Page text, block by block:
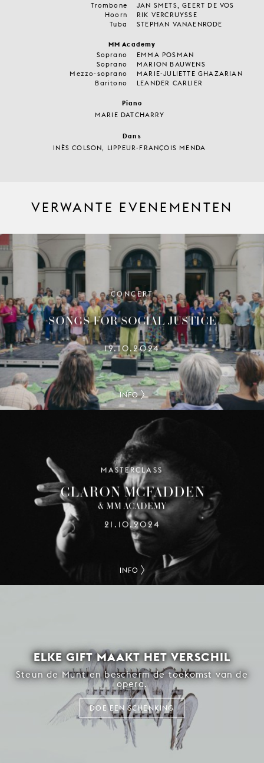
Trombone
JAN SMETS, GEERT DE VOS
Hoorn
RIK VERCRUYSSE
Tuba
STEPHAN VANAENRODE
MM Academy
Soprano
EMMA POSMAN
Soprano
MARION BAUWENS
Mezzo-soprano
MARIE-JULIETTE GHAZARIAN
Baritono
LEANDER CARLIER
Piano
MARIE DATCHARRY
Dans
INÈS COLSON, LIPPEUR-FRANÇOIS MENDA
VERWANTE EVENEMENTEN
CONCERT
SONGS FOR SOCIAL JUSTICE
19.10.2024
INFO
MASTERCLASS
CLARON MCFADDEN
& MM ACADEMY
21.10.2024
INFO
ELKE GIFT MAAKT HET VERSCHIL
Steun de Munt en bescherm de toekomst van de
opera.
DOE EEN SCHENKING